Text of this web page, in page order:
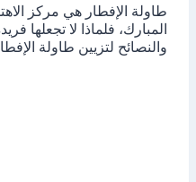
طاولة الإفطار هي مركز
المبارك، فلماذا لا تجعلها
والنصائح لتزيين طاولة